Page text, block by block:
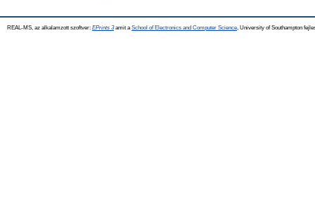
REAL-MS, az alkalamzott szoftver: EPrints 3amit a School of Electronics and Computer Science , University of Southampton